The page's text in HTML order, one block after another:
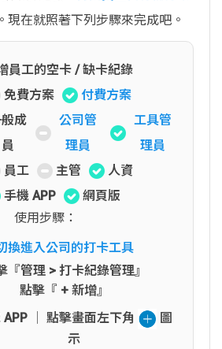
。現在就照著下列步驟來完成吧。
員工的空卡 / 缺卡紀錄
免費方案
付費方案
成
員
公司管
理員
工具管
理員
員工 主管
人資
手機 APP
網頁版
使用步驟：
換進入公司的打卡工具
『管理 > 打卡紀錄管理』
點擊『 + 新增』
APP │ 點擊畫面左下角
圖
示